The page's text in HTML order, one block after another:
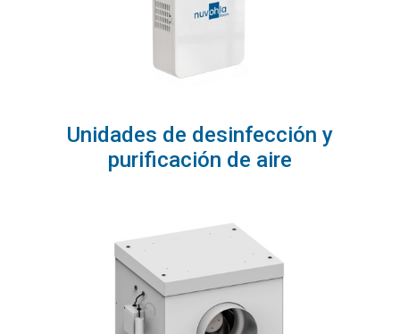
Unidades de desinfección y
purificación de aire